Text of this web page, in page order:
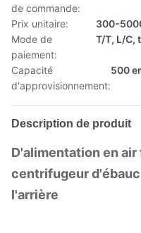
de commande:
Prix unitaire:
300-
Mode de
paiement:
T/T, L/C,
Capacité
d'approvisionnement:
500
Description de produit
D'alimentation en air
centrifugeur
l'arrière